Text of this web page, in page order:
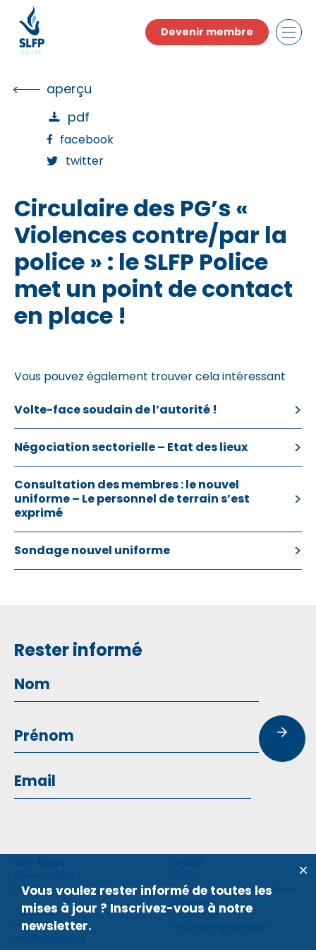
content
Devenir membre
aperçu
pdf
facebook
twitter
Circulaire des PG’s «
Violences contre/par la
police » : le SLFP Police
met un point de contact
en place !
Vous pouvez également trouver cela intéressant
Volte-face soudain de l’autorité !
Négociation sectorielle – Etat des lieux
Consultation des membres : le nouvel
uniforme – Le personnel de terrain s’est
exprimé
Sondage nouvel uniforme
Rester informé
1930 Zaventem
Tel: 02 660 59 11
Fax: 02 660 50 97
Violence contre des policiers
Avantages
Vous voulez rester informé de toutes les
mises à jour ? Inscrivez-vous à notre
newsletter.